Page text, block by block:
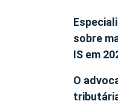
sobre
IS em
O